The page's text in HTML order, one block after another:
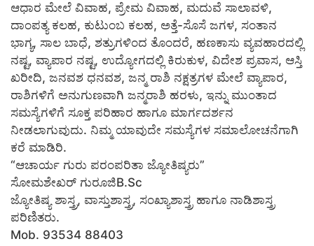
ಆಧಾರ ಮೇಲೆ ವಿವಾಹ, ಪ್ರೇಮ ವಿವಾಹ, ಮದುವೆ ಸಾಲಾವಳಿ,
ದಾಂಪತ್ಯ ಕಲಹ, ಕುಟುಂಬ ಕಲಹ, ಅತ್ತೆ-ಸೊಸೆ ಜಗಳ, ಸಂತಾನ
ಭಾಗ್ಯ, ಸಾಲ ಬಾಧೆ, ಶತ್ರುಗಳಿಂದ ತೊಂದರೆ, ಹಣಕಾಸು ವ್ಯವಹಾರದಲ್ಲಿ
ನಷ್ಟ, ವ್ಯಾಪಾರ ನಷ್ಟ, ಉದ್ಯೋಗದಲ್ಲಿ ಕಿರುಕುಳ, ವಿದೇಶ ಪ್ರವಾಸ, ಆಸ್ತಿ
ಖರೀದಿ, ಜನವಶ ಧನವಶ, ಜನ್ಮ ರಾಶಿ ನಕ್ಷತ್ರಗಳ ಮೇಲೆ ವ್ಯಾಪಾರ,
ರಾಶಿಗಳಿಗೆ ಅನುಗುಣವಾಗಿ ಜನ್ಮರಾಶಿ ಹರಳು, ಇನ್ನು ಮುಂತಾದ
ಸಮಸ್ಯೆಗಳಿಗೆ ಸೂಕ್ತ ಪರಿಹಾರ ಹಾಗೂ ಮಾರ್ಗದರ್ಶನ
ನೀಡಲಾಗುವುದು. ನಿಮ್ಮ ಯಾವುದೇ ಸಮಸ್ಯೆಗಳ ಸಮಾಲೋಚನೆಗಾಗಿ
ಕರೆ ಮಾಡಿರಿ.
“ಆಚಾರ್ಯ ಗುರು ಪರಂಪರಿತಾ ಜ್ಯೋತಿಷ್ಯರು”
ಸೋಮಶೇಖರ್ ಗುರೂಜಿB.Sc
ಜ್ಯೋತಿಷ್ಯ ಶಾಸ್ತ್ರ, ವಾಸ್ತುಶಾಸ್ತ್ರ, ಸಂಖ್ಯಾಶಾಸ್ತ್ರ ಹಾಗೂ ನಾಡಿಶಾಸ್ತ್ರ
ಪರಿಣಿತರು.
Mob. 93534 88403